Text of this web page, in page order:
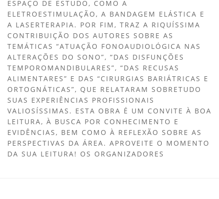
ESPAÇO DE ESTUDO, COMO A
ELETROESTIMULAÇÃO, A BANDAGEM ELÁSTICA E
A LASERTERAPIA. POR FIM, TRAZ A RIQUÍSSIMA
CONTRIBUIÇÃO DOS AUTORES SOBRE AS
TEMÁTICAS “ATUAÇÃO FONOAUDIOLÓGICA NAS
ALTERAÇÕES DO SONO”, “DAS DISFUNÇÕES
TEMPOROMANDIBULARES”, “DAS RECUSAS
ALIMENTARES” E DAS “CIRURGIAS BARIÁTRICAS E
ORTOGNÁTICAS”, QUE RELATARAM SOBRETUDO
SUAS EXPERIÊNCIAS PROFISSIONAIS
VALIOSÍSSIMAS. ESTA OBRA É UM CONVITE À BOA
LEITURA, À BUSCA POR CONHECIMENTO E
EVIDÊNCIAS, BEM COMO À REFLEXÃO SOBRE AS
PERSPECTIVAS DA ÁREA. APROVEITE O MOMENTO
DA SUA LEITURA! OS ORGANIZADORES